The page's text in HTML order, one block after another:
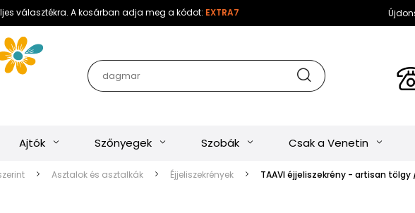
választékra. A kosárban adja meg a kódot: EXTRA7
Ajtók Szőnyegek Szobák Csak a Venetin
Asztalok és asztalkák Éjjeliszekrények TAAVI éjjeliszekrény - artisan